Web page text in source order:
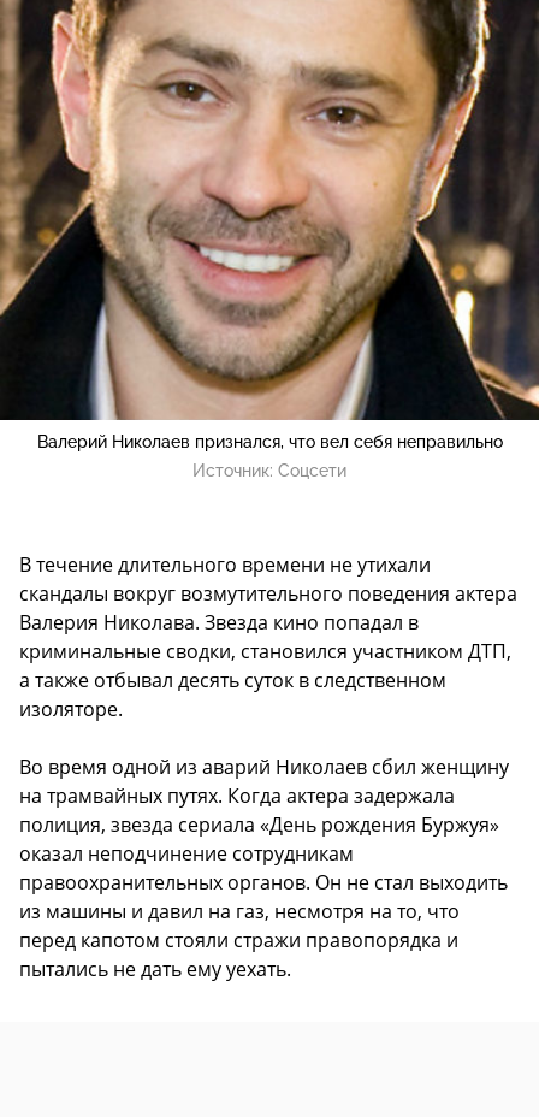
Валерий Николаев признался, что вел себя неправильно
Источник: Соцсети
В течение длительного времени не утихали
скандалы вокруг возмутительного поведения актера
Валерия Николава. Звезда кино попадал в
криминальные сводки, становился участником ДТП,
а также отбывал десять суток в следственном
изоляторе.
Во время одной из аварий Николаев сбил женщину
на трамвайных путях. Когда актера задержала
полиция, звезда сериала «День рождения Буржуя»
оказал неподчинение сотрудникам
правоохранительных органов. Он не стал выходить
из машины и давил на газ, несмотря на то, что
перед капотом стояли стражи правопорядка и
пытались не дать ему уехать.